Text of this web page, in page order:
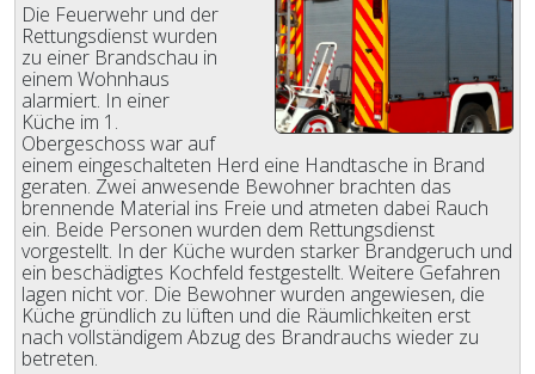
Die Feuerwehr und der
Rettungsdienst wurden
zu einer Brandschau in
einem Wohnhaus
alarmiert. In einer
Küche im 1.
Obergeschoss war auf
einem eingeschalteten Herd eine Handtasche in Brand
geraten. Zwei anwesende Bewohner brachten das
brennende Material ins Freie und atmeten dabei Rauch
ein. Beide Personen wurden dem Rettungsdienst
vorgestellt. In der Küche wurden starker Brandgeruch und
ein beschädigtes Kochfeld festgestellt. Weitere Gefahren
lagen nicht vor. Die Bewohner wurden angewiesen, die
Küche gründlich zu lüften und die Räumlichkeiten erst
nach vollständigem Abzug des Brandrauchs wieder zu
betreten.